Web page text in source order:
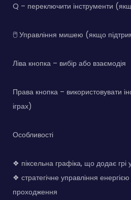
Q – переключити інструменти
🖱️ Управління мишею (якщо
Ліва кнопка – вибір або взаємодія
Права кнопка – використовувати
іграх)
Особливості
❖ піксельна графіка, що додає грі
❖ стратегічне управління
проходження